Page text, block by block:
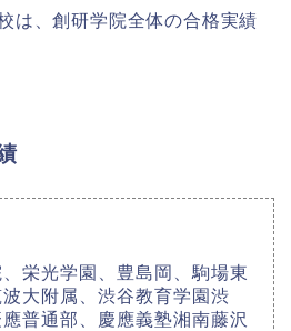
は、創研学院全体の合格実績
栄光学園、豊島岡、駒場東
大附属、渋谷教育学園渋
普通部、慶應義塾湘南藤沢